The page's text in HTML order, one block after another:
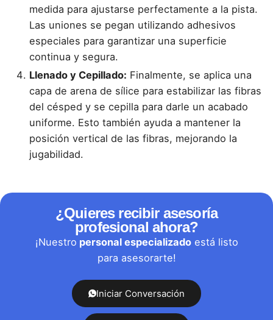
medida para ajustarse perfectamente a la pista.
Las uniones se pegan utilizando adhesivos
especiales para garantizar una superficie
continua y segura.
Llenado y Cepillado: Finalmente, se aplica una
capa de arena de sílice para estabilizar las fibras
del césped y se cepilla para darle un acabado
uniforme. Esto también ayuda a mantener la
posición vertical de las fibras, mejorando la
jugabilidad.
¿Quieres recibir asesoría
profesional ahora?
¡Nuestro personal especializadoestá listo
para asesorarte!
Iniciar Conversación